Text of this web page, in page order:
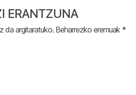
ERANTZUNA
da argitaratuko. Beharrezko eremuak *